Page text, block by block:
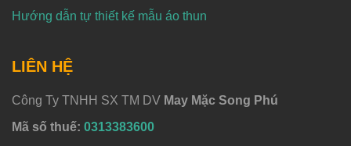
Hướng dẫn tự thiết kế mẫu áo thun
LIÊN HỆ
Công Ty TNHH SX TM DV May Mặc Song Phú
Mã số thuế: 0313383600